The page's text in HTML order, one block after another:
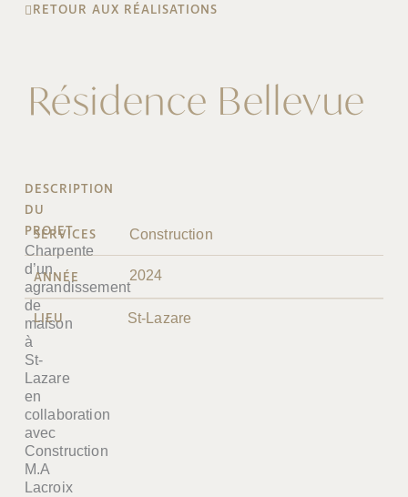
RETOUR AUX RÉALISATIONS
Résidence Bellevue
DESCRIPTION
DU
PROJET
Charpente
d’un
agrandissement
de
maison
à
St-
Lazare
en
collaboration
avec
Construction
M.A
Lacroix
SERVICES Construction
ANNÉE 2024
LIEU St-Lazare